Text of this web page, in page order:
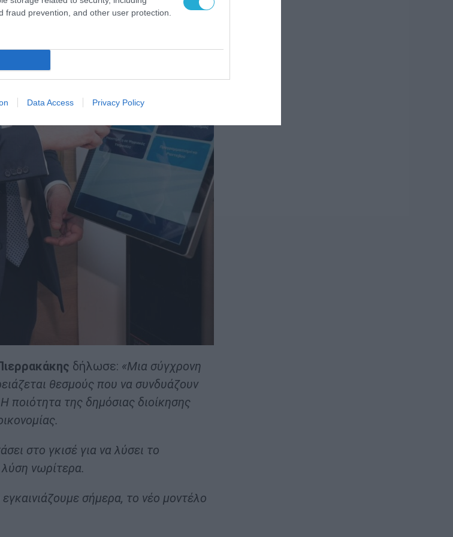
fraud prevention, and other user protection.
Data Access Privacy Policy
δήλωσε: «Μια σύγχρονη
θεσμούς που να συνδυάζουν
ποιότητα της δημόσιας διοίκησης
στο γκισέ για να λύσει το
νωρίτερα.
σήμερα, το νέο μοντέλο